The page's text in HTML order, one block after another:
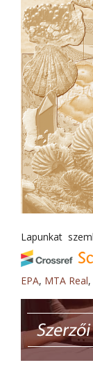
Lapunkat
EPA, MTA Real,